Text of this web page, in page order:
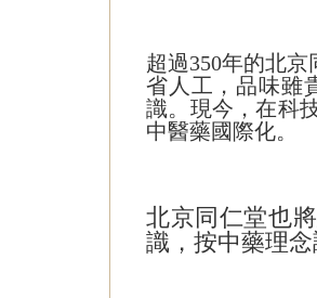
超過350年的北
省人工，品味雖
識。現今，在科
中醫藥國際化。
北京同仁堂也
識，按中藥理